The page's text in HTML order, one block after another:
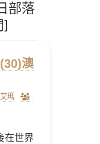
部落
]
澳
艾瑪
在世界